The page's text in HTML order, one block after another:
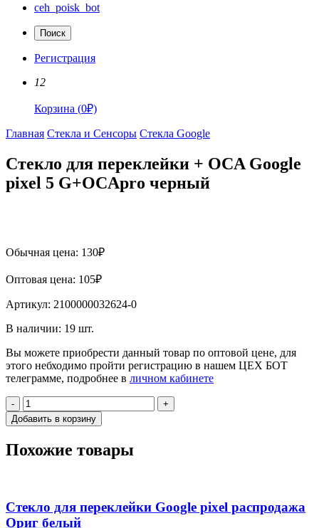
ceh_poisk_bot
Поиск
Регистрация
12
Корзина (0₽)
Главная Стекла и Сенсоры Стекла Google
Стекло для переклейки + OCA Google
pixel 5 G+OCApro черный
Обычная цена: 130₽
Оптовая цена: 105₽
Артикул: 2100000032624-0
В наличии: 19 шт.
Вы можете приобрести данный товар по оптовой цене, для
этого небходимо пройти регистрацию в нашем ЦЕХ БОТ
телеграмме, подробнее в личном кабинете
-
+
Добавить в корзину
Похожие товары
Стекло для переклейки Google pixel распродажа
Ориг белый